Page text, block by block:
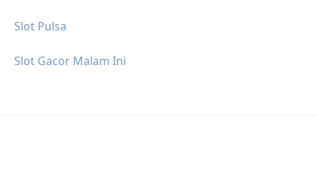
Slot Pulsa
Slot Gacor Malam Ini